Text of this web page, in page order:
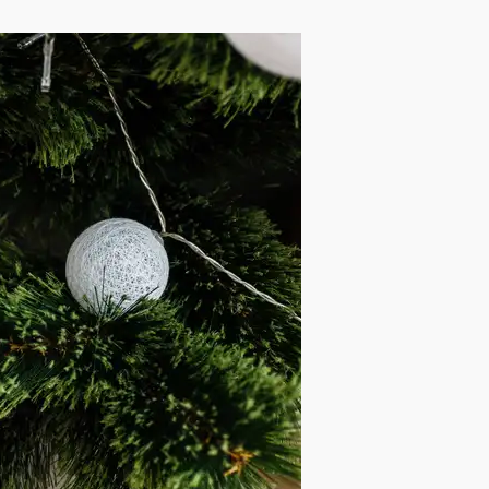
PRODUKTÓW W KOSZYKU.
PRZEJDŹ DO SKLEPU